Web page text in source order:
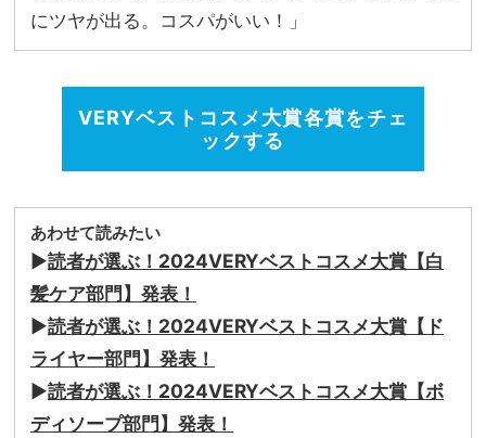
にツヤが出る。コスパがいい！」
VERYベストコスメ大賞各賞をチェ
ックする
あわせて読みたい
▶︎読者が選ぶ！2024VERYベストコスメ大賞【白
髪ケア部門】発表！
▶︎読者が選ぶ！2024VERYベストコスメ大賞【ド
ライヤー部門】発表！
▶︎読者が選ぶ！2024VERYベストコスメ大賞【ボ
ディソープ部門】発表！